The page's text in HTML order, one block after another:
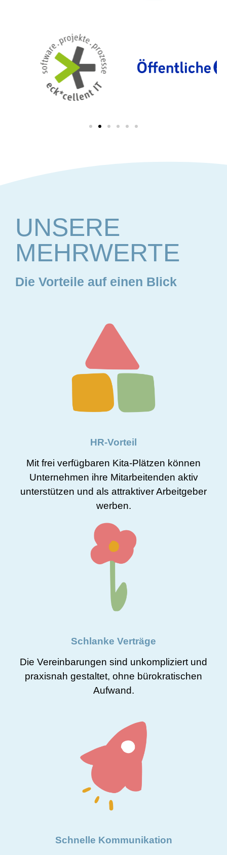
UNSERE
MEHRWERTE
Die Vorteile auf einen Blick
HR-Vorteil
Mit frei verfügbaren Kita-Plätzen können
Unternehmen ihre Mitarbeitenden aktiv
unterstützen und als attraktiver Arbeitgeber
werben.
Schlanke Verträge
Die Vereinbarungen sind unkompliziert und
praxisnah gestaltet, ohne bürokratischen
Aufwand.
Schnelle Kommunikation